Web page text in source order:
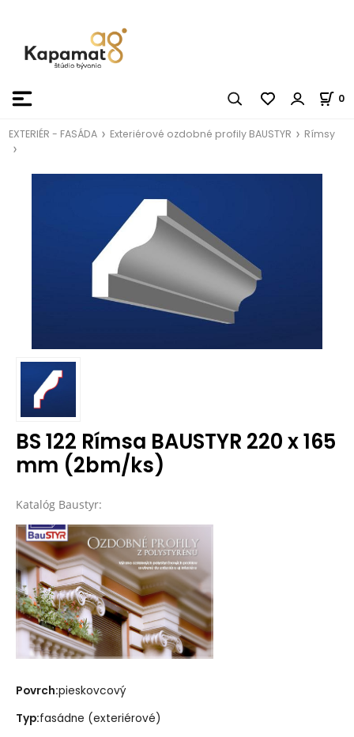
0
EXTERIÉR - FASÁDA Exteriérové ozdobné profily BAUSTYR Rímsy
BS 122 Rímsa BAUSTYR 220 x 165
mm (2bm/ks)
Katalóg Baustyr:
Povrch:pieskovcový
Typ:fasádne (exteriérové)